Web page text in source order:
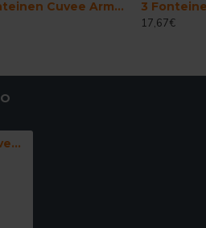
3 Fonteinen Cuvee Armand . Gaston - Cerveza Belga Lambic Gueuze 37,5cl
17,67€
Liefmans Fruitesse Cerveza Belga Lambic Frutas Rojas 20 Litros